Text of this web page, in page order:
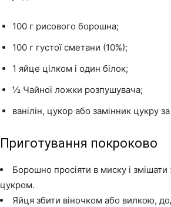
100 г рисового борошна;
100 г густої сметани (10%);
1 яйце цілком і один білок;
½ Чайної ложки розпушувача;
ванілін, цукор або замінник цукру
Приготування покроково
Борошно просіяти в миску і
цукром.
Яйця збити віночком або вилкою,